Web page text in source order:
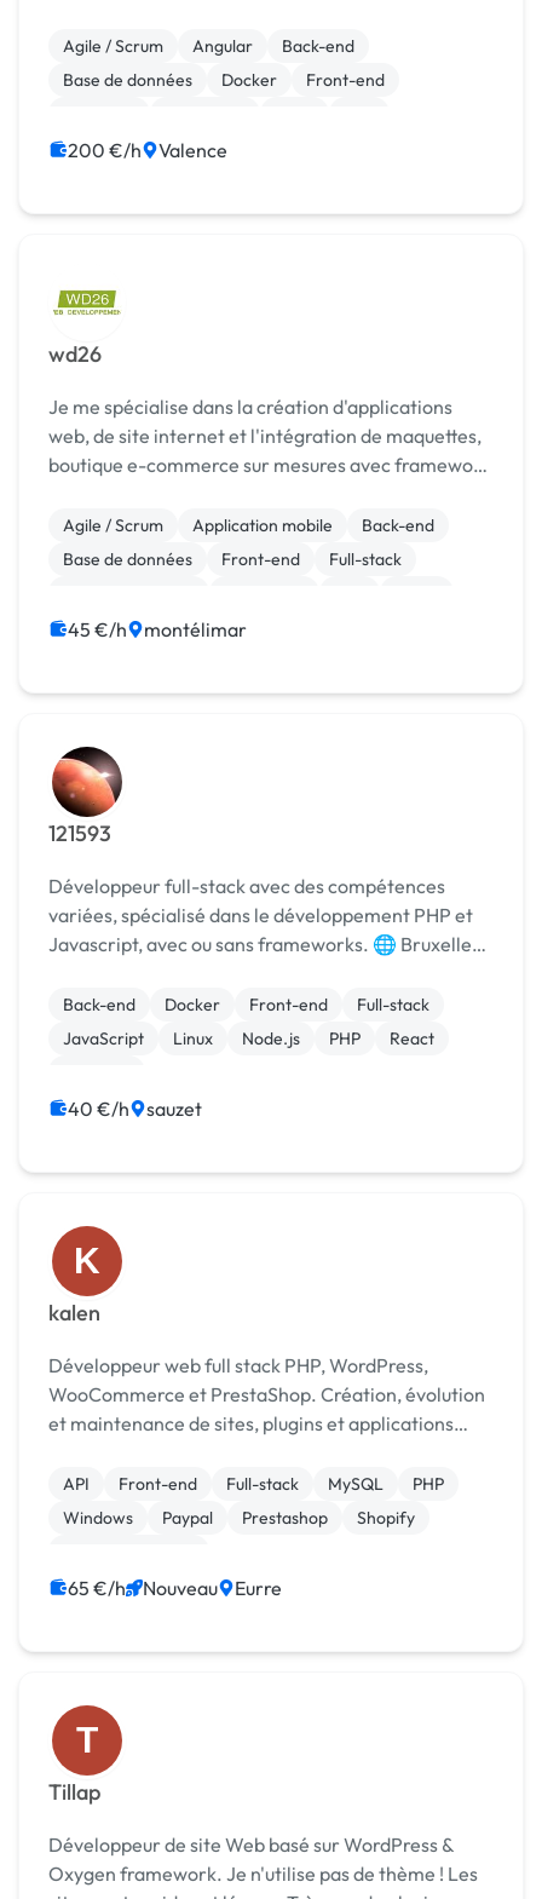
aussi pour trouver plus de sens dans mes missions.
Mes ...
Agile / Scrum Angular
Back-end
Base de données
Docker
Front-end
200 €/h Valence
wd26
Je me spécialise dans la création d'applications
web, de site internet et l'intégration de maquettes,
boutique e-commerce sur mesures avec framework
prestashop. Création des applications web en
javascript ...
Agile / Scrum Application mobile
Back-end
Base de données
Front-end
Full-stack
45 €/h montélimar
121593
Développeur full-stack avec des compétences
variées, spécialisé dans le développement PHP et
Javascript, avec ou sans frameworks. 🌐 Bruxelles
PYTHON, JAVA 📌 Frameworks Symfony, ReactJS,
V...
Back-end Docker Front-end
Full-stack
JavaScript
Linux Node.js PHP
React
40 €/h sauzet
K
kalen
Développeur web full stack PHP, WordPress,
WooCommerce et PrestaShop. Création, évolution
et maintenance de sites, plugins et applications
maintenance
API Front-end Full-stack MySQL
PHP
Windows
Paypal Prestashop
Shopify
65 €/h Nouveau Eurre
T
Tillap
Développeur de site Web basé sur WordPress &
Oxygen framework. Je n'utilise pas de thème ! Les